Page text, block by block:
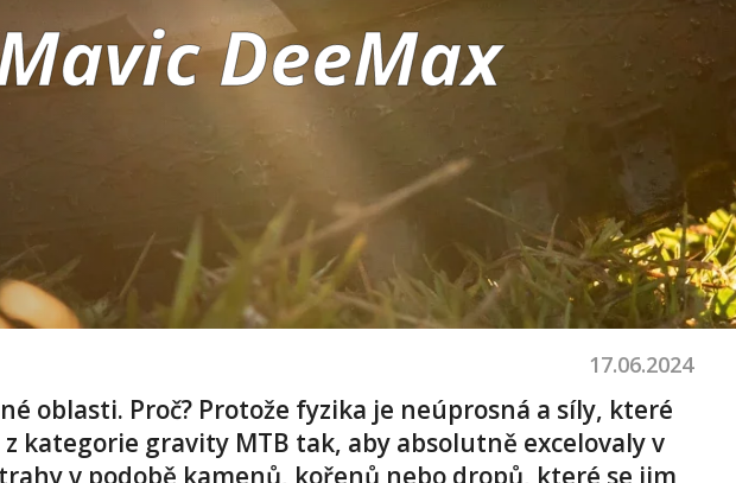
DeeMax
17.06.2024
oblasti. Proč? Protože fyzika je neúprosná a síly, které
kategorie gravity MTB tak, aby absolutně excelovalyv
v podobě kamenů, kořenů nebo dropů, které se jim